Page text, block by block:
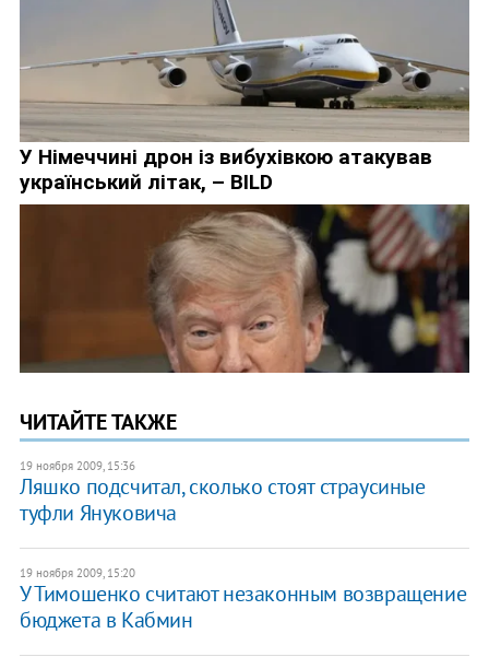
ЧИТАЙТЕ ТАКЖЕ
19 ноября 2009, 15:36
Ляшко подсчитал, сколько стоят страусиные
туфли Януковича
19 ноября 2009, 15:20
У Тимошенко считают незаконным возвращение
бюджета в Кабмин